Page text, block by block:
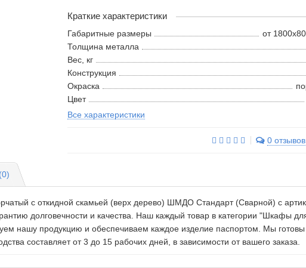
Краткие характеристики
Габаритные размеры
от
Толщина металла
Вес, кг
Конструкция
Окраска
Цвет
Все характеристики
0 отзывов
с откидной скамьей (верх дерево) ШМДО Стандарт (Сварной) c
долговечности и качества. Наш каждый товар в категории "Шкафы
нашу продукцию и обеспечиваем каждое изделие паспортом. Мы
составляет от 3 до 15 рабочих дней, в зависимости от вашего заказа.